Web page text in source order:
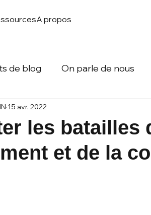
A propos
de blog On parle de nous
les batailles
et de la
15 avr. 2022